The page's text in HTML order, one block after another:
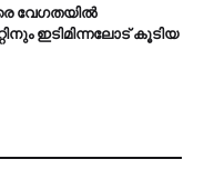
വേഗതയിൽ
ഇടിമിന്നലോട് കൂടിയ